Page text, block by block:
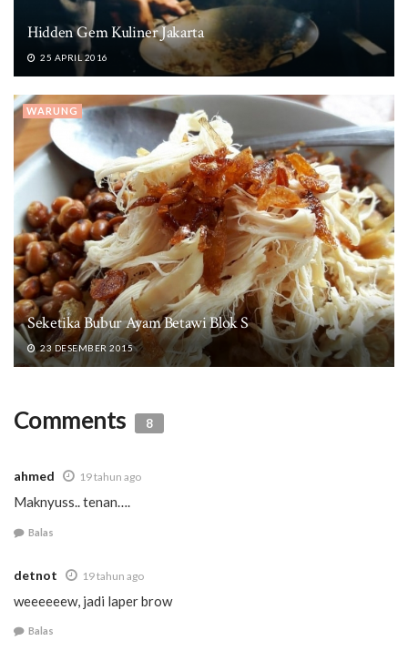
Hidden Gem Kuliner Jakarta
25 APRIL 2016
WARUNG
Seketika Bubur Ayam Betawi Blok S
23 DESEMBER 2015
Comments 8
ahmed 19 tahun ago
Maknyuss.. tenan….
Balas
detnot 19 tahun ago
weeeeeew, jadi laper brow
Balas